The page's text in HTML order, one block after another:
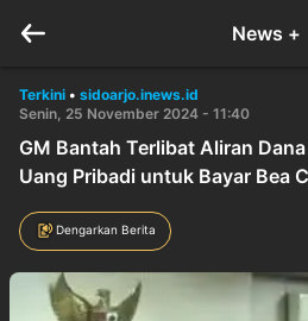
News +
Terkini • sidoarjo.inews.id
Senin, 25 November 2024 - 11:40
GM Bantah Terlibat Aliran
Uang Pribadi untuk Bayar Bea
Dengarkan Berita